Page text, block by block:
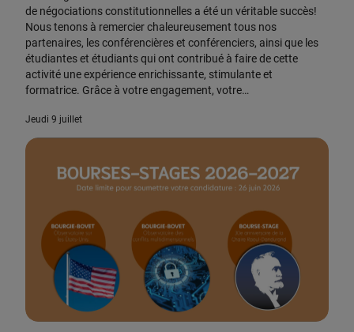
de négociations constitutionnelles a été un véritable succès!
Nous tenons à remercier chaleureusement tous nos
partenaires, les conférencières et conférenciers, ainsi que les
étudiantes et étudiants qui ont contribué à faire de cette
activité une expérience enrichissante, stimulante et
formatrice. Grâce à votre engagement, votre…
jeudi 9 juillet